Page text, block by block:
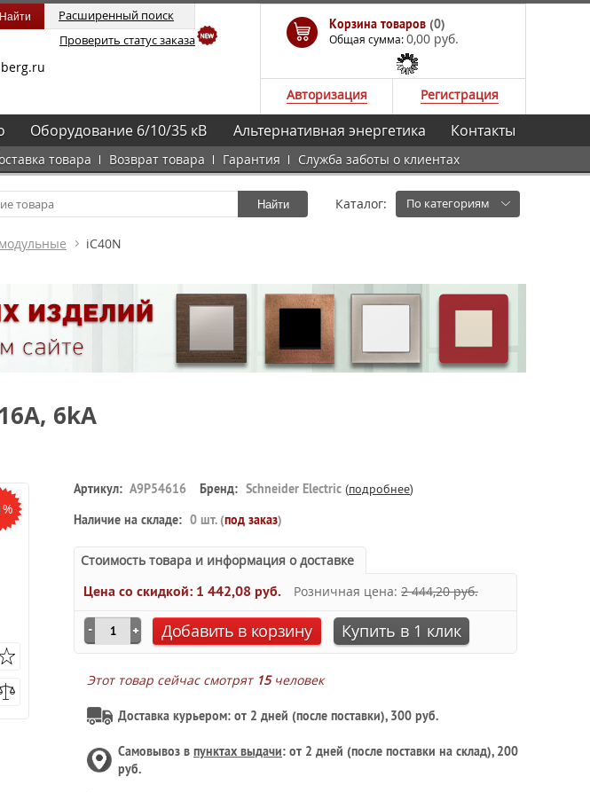
Расширенный поиск
Проверить статус заказа
Корзина товаров (0)
Общая сумма:0,00 руб.
Авторизация Регистрация
товара Возврат товара Гарантия Служба заботы о клиентах
Оборудование 6/10/35 кВ Альтернативная энергетика Контакты
Найти Каталог: По категориям
iC40N
6kA
Артикул: A9P54616 Бренд: Schneider Electric (подробнее)
Наличие на складе: 0 шт. (под заказ)
Стоимость товара и информация о доставке
Цена со скидкой: 1 442,08 руб. Розничная цена: 2 444,20 руб.
Добавить в корзину Купить в 1 клик
Этот товар сейчас смотрят 15человек
Доставка курьером: от 2 дней (после поставки), 300 руб.
Самовывоз в пунктах выдачи: от 2 дней (после поставки на склад), 200
руб.